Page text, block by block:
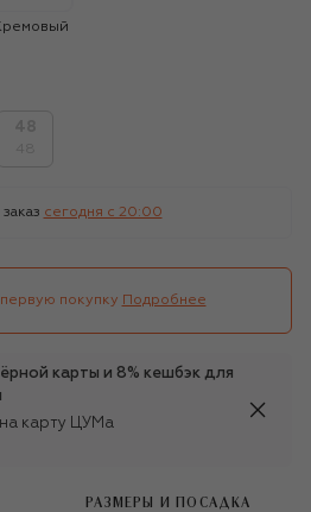
сегодня c 20:00
покупку Подробнее
карты и 8% кешбэк для
карту ЦУМа
РАЗМЕРЫ И ПОСАДКА